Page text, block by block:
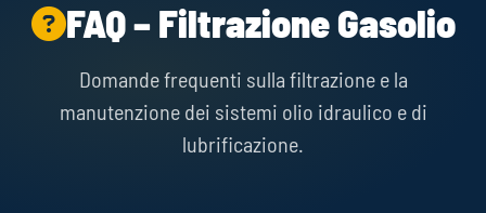
FAQ – Filtrazione Gasolio
Domande frequenti sulla filtrazione e la
manutenzione dei sistemi olio idraulico e di
lubrificazione.